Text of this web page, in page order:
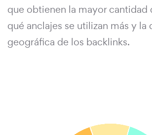
que obtienen la mayor cantidad
qué anclajes se utilizan más y
geográfica de los backlinks.